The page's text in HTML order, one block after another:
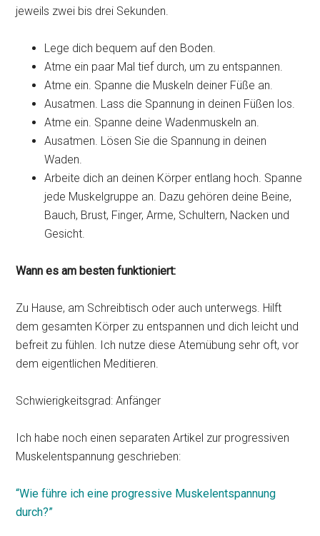
jeweils zwei bis drei Sekunden.
Lege dich bequem auf den Boden.
Atme ein paar Mal tief durch, um zu entspannen.
Atme ein. Spanne die Muskeln deiner Füße an.
Ausatmen. Lass die Spannung in deinen Füßen los.
Atme ein. Spanne deine Wadenmuskeln an.
Ausatmen. Lösen Sie die Spannung in deinen
Waden.
Arbeite dich an deinen Körper entlang hoch. Spanne
jede Muskelgruppe an. Dazu gehören deine Beine,
Bauch, Brust, Finger, Arme, Schultern, Nacken und
Gesicht.
Wann es am besten funktioniert:
Zu Hause, am Schreibtisch oder auch unterwegs. Hilft
dem gesamten Körper zu entspannen und dich leicht und
befreit zu fühlen. Ich nutze diese Atemübung sehr oft, vor
dem eigentlichen Meditieren.
Schwierigkeitsgrad: Anfänger
Ich habe noch einen separaten Artikel zur progressiven
Muskelentspannung geschrieben:
“Wie führe ich eine progressive Muskelentspannung
durch?”